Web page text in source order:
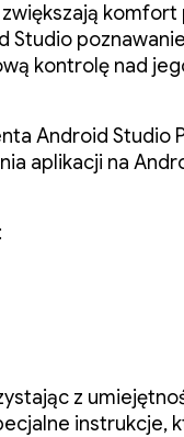
komfort
Studio
kontrolę nad
Android Studio
aplikacji na
z
instrukcje,